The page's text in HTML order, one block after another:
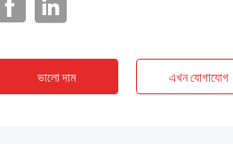
ভালো দাম এখন যোগাযোগ